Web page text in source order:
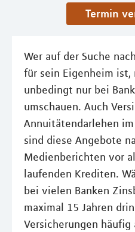
Termin
Wer auf der Suche
für sein Eigenheim ist,
unbedingt nur bei
umschauen. Auch
Annuitätendarlehen im
sind diese Angebote
Medienberichten vor
laufenden Krediten.
bei vielen Banken
maximal 15 Jahren
Versicherungen